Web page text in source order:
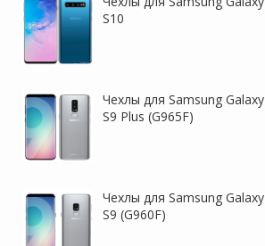
S10
Чехлы для Samsung Galaxy
S9 Plus (G965F)
Чехлы для Samsung Galaxy
S9 (G960F)